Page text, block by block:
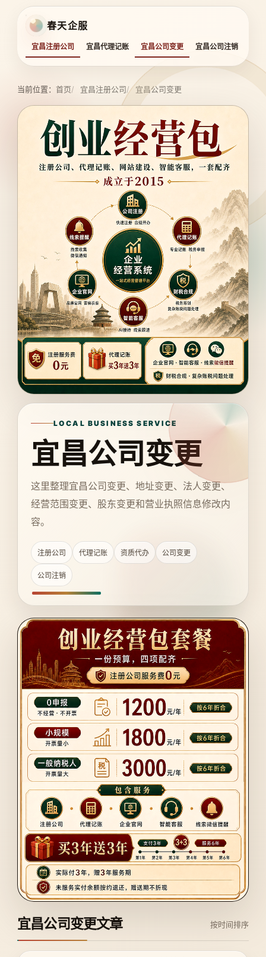
春天企服
宜昌注册公司 宜昌代理记账 宜昌公司变更 宜昌公司注销
当前位置： 首页 宜昌注册公司 宜昌公司变更
LOCAL BUSINESS SERVICE
宜昌公司变更
这里整理宜昌公司变更、地址变更、法人变更、
经营范围变更、股东变更和营业执照信息修改内
容。
注册公司 代理记账 资质代办 公司变更
公司注销
宜昌公司变更文章 按时间排序